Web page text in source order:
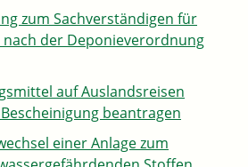
zum Sachverständigen für
nach der Deponieverordnung
auf Auslandsreisen
beantragen
einer Anlage zum